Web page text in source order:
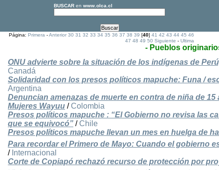
BUSCAR en www.olca.cl
Página:Primera -Anterior 30 31 32 33 34 35 36 37 38 39 [40]41 42 43 44 45 46
47 48 49 50 Siguiente -Ultima
- Pueblos
ONU advierte sobre la situación de los indígenas de
Canadá
Solidaridad con los presos políticos mapuche: Funa /
Argentina
Denuncian amenazas de muerte en contra de niña de
Mujeres Wayuu / Colombia
Presos políticos mapuche : “El Gobierno no revisa las
que se equivocó” / Chile
Presos políticos mapuche llevan un mes en huelga de
Para recordar el Primero de Mayo: Cuando el gobierno
/ Internacional
Corte de Copiapó rechazó recurso de protección por